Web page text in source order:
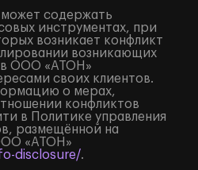
содержать
инструментах, при
возникает конфликт
возникающих
ООО «АТОН»
своих клиентов.
о мерах,
конфликтов
в Политике управления
размещённой на
«АТОН»
disclosure/.